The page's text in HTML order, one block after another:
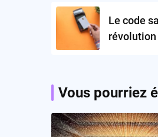
navigationLe code
Vous pourriez